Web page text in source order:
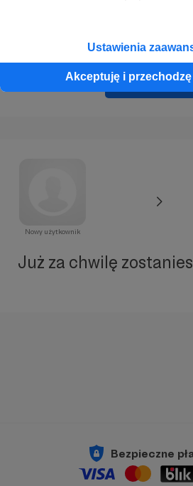
Ustawienia
Akceptuję i
Cofnij Zarejestruj
Nowy użytkownik
Już za chwilę
Bezpieczne